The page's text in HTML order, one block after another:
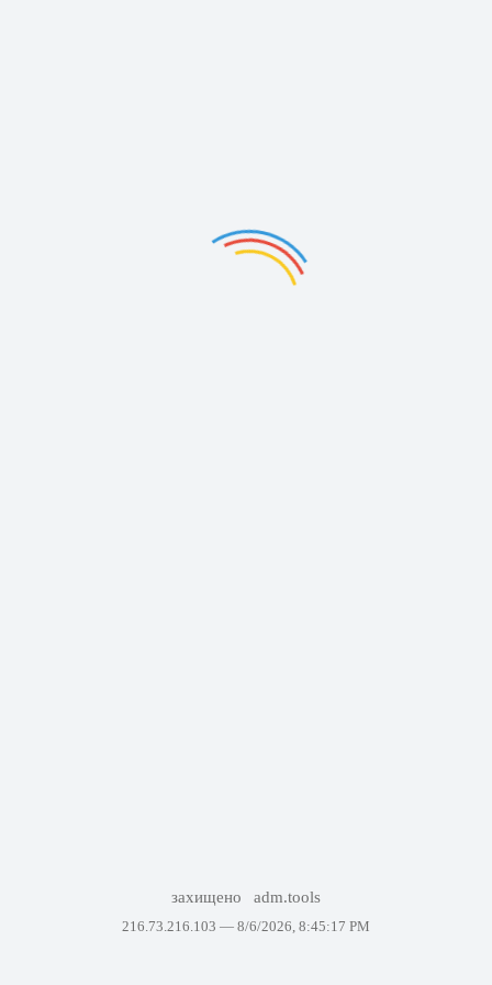
захищено adm.tools
216.73.216.103 — 8/6/2026, 8:45:17 PM